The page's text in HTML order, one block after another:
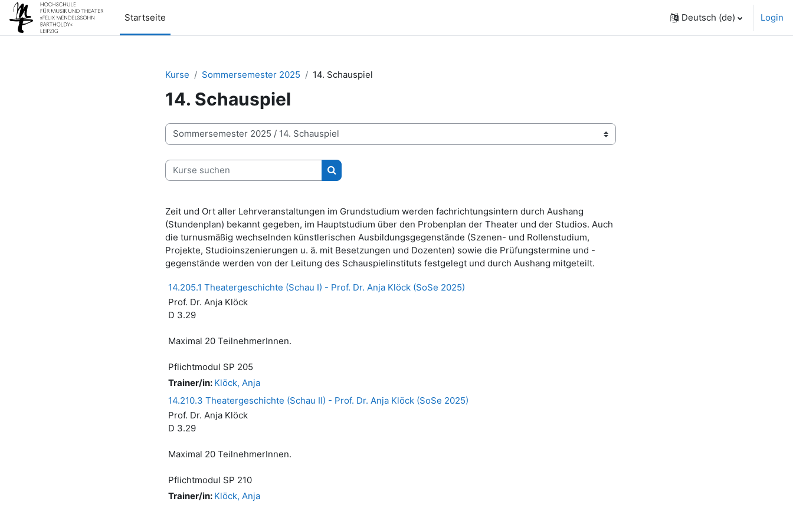
Zum Hauptinhalt
Startseite
Deutsch ‎(de)‎ Login
Kurse Sommersemester 2025 14. Schauspiel
14. Schauspiel
Kursbereiche
Kurse suchen
Kurse suchen
Zeit und Ort aller Lehrveranstaltungen im Grundstudium werden fachrichtungsintern durch Aushang
(Stundenplan) bekannt gegeben, im Hauptstudium über den Probenplan der Theater und der Studios. Auch
die turnusmäßig wechselnden künstlerischen Ausbildungsgegenstände (Szenen- und Rollenstudium,
Projekte, Studioinszenierungen u. ä. mit Besetzungen und Dozenten) sowie die Prüfungstermine und -
gegenstände werden von der Leitung des Schauspielinstituts festgelegt und durch Aushang mitgeteilt.
14.205.1 Theatergeschichte (Schau I) - Prof. Dr. Anja Klöck (SoSe 2025)
Prof. Dr. Anja Klöck
D 3.29
Maximal 20 TeilnehmerInnen.
Pflichtmodul SP 205
Trainer/in: Klöck, Anja
14.210.3 Theatergeschichte (Schau II) - Prof. Dr. Anja Klöck (SoSe 2025)
Prof. Dr. Anja Klöck
D 3.29
Maximal 20 TeilnehmerInnen.
Pflichtmodul SP 210
Trainer/in: Klöck, Anja